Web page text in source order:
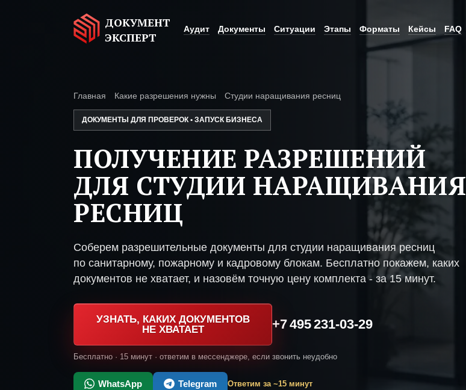
ДОКУМЕНТ
ЭКСПЕРТ
Аудит Документы Ситуации Этапы Форматы Кейсы FAQ
Главная Какие разрешения нужны Студии наращивания ресниц
ДОКУМЕНТЫ ДЛЯ ПРОВЕРОК • ЗАПУСК БИЗНЕСА
ПОЛУЧЕНИЕ РАЗРЕШЕНИЙ
ДЛЯ СТУДИИ НАРАЩИВАНИЯ
РЕСНИЦ
Соберем разрешительные документы для студии наращивания ресниц
по санитарному, пожарному и кадровому блокам. Бесплатно покажем, каких
документов не хватает, и назовём точную цену комплекта - за 15 минут.
УЗНАТЬ, КАКИХ ДОКУМЕНТОВ
НЕ ХВАТАЕТ
+7 495 231-03-29
Бесплатно · 15 минут · ответим в мессенджере, если звонить неудобно
WhatsApp Telegram Ответим за ~15 минут